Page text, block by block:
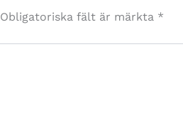
Obligatoriska fält är märkta *